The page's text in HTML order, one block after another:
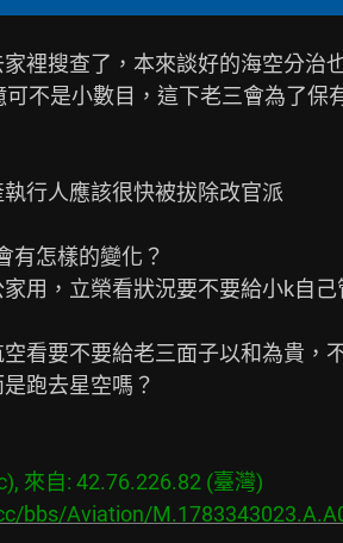
裡搜查了，本來談好的海空分治
不是小數目，這下老三會為了保
行人應該很快被拔除改官派
有怎樣的變化？
用，立榮看狀況要不要給小k自
看要不要給老三面子以和為貴，
跑去星空嗎？
來自: 42.76.226.82 (臺灣)
bbs/Aviation/